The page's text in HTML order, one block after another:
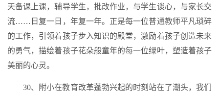
天备课上课，辅导学生，批改作业，与学生谈心，与家长交
流……日复一日，年复一年。正是每一位普通教师平凡琐碎
的工作，引领着孩子步入知识的殿堂，激励着孩子创造未来
的勇气，描绘着孩子花朵般童年的每一位绿叶，塑造着孩子
美丽的心灵。
30、附小在教育改革蓬勃兴起的时刻站在了潮头，我们